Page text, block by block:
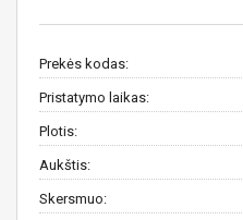
Prekės kodas:
Pristatymo laikas:
Plotis:
Aukštis:
Skersmuo: